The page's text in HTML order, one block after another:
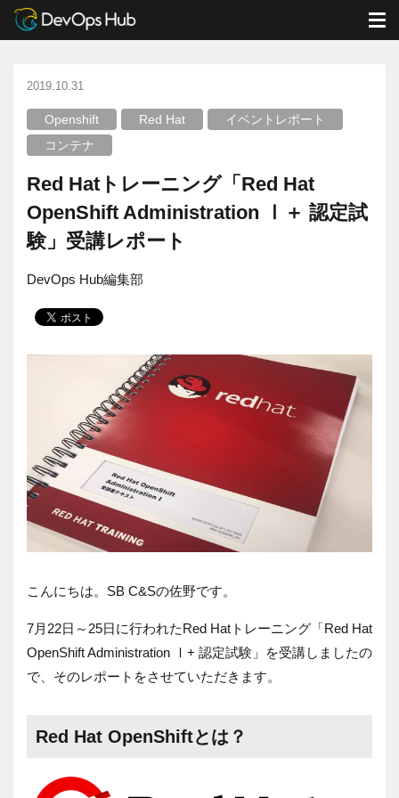
DevOps Hub ブログ
イベントレポート
Red Hatトレーニング「Red Hat OpenShift Administration Ⅰ＋ 認定試験」受講レポート
2019.10.31
Openshift Red Hat
イベントレポート
コンテナ
Red Hatトレーニング「Red Hat
OpenShift Administration Ⅰ＋ 認定試
験」受講レポート
DevOps Hub編集部
こんにちは。SB C&Sの佐野です。
7月22日～25日に行われたRed Hatトレーニング「Red Hat
OpenShift Administration Ⅰ+ 認定試験」を受講しましたの
で、そのレポートをさせていただきます。
Red Hat OpenShiftとは？